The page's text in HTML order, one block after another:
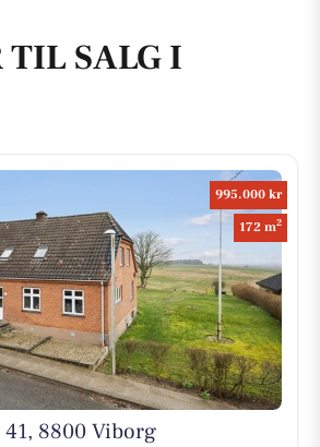
TIL SALG I
995.000 kr
172 m2
8800 Viborg